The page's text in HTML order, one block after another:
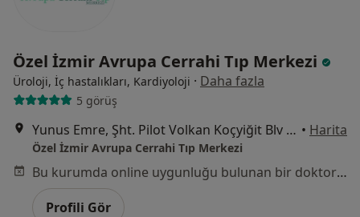
Özel İzmir Avrupa Cerrahi Tıp Merkezi
Üroloji, İç hastalıkları, Kardiyoloji · Daha fazla
5 görüş
Yunus Emre, Şht. Pilot Volkan Koçyiğit Blv No:18, Karabağlar • Harita
Özel İzmir Avrupa Cerrahi Tıp Merkezi
Bu kurumda online uygunluğu bulunan bir doktor veya uzman bulunamadı
Profili Gör